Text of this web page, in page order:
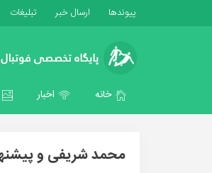
پیوندها ارسال خبر تبلیغات
خانه اخبار
محمد شریفی و